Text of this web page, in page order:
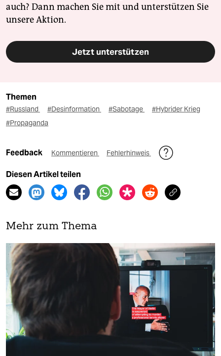
auch? Dann machen Sie mit und unterstützen Sie
unsere Aktion.
Jetzt unterstützen
Themen
#Russland #Desinformation #Sabotage
#Hybrider Krieg
#Propaganda
Feedback Kommentieren Fehlerhinweis
Diesen Artikel teilen
Mehr zum Thema